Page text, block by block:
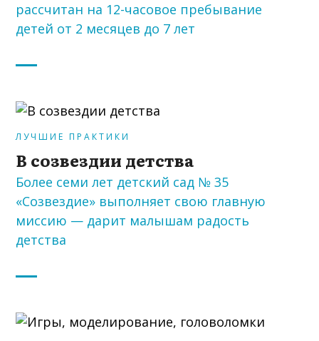
рассчитан на 12-часовое пребывание
детей от 2 месяцев до 7 лет
ЛУЧШИЕ ПРАКТИКИ
В созвездии детства
Более семи лет детский сад № 35
«Созвездие» выполняет свою главную
миссию — дарит малышам радость
детства